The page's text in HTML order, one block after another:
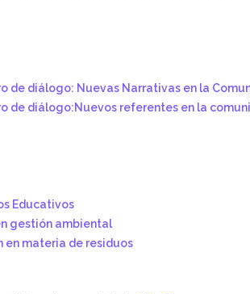
de diálogo: Nuevas Narrativas en la
de diálogo:Nuevos referentes en la
Educativos
gestión ambiental
en materia de residuos